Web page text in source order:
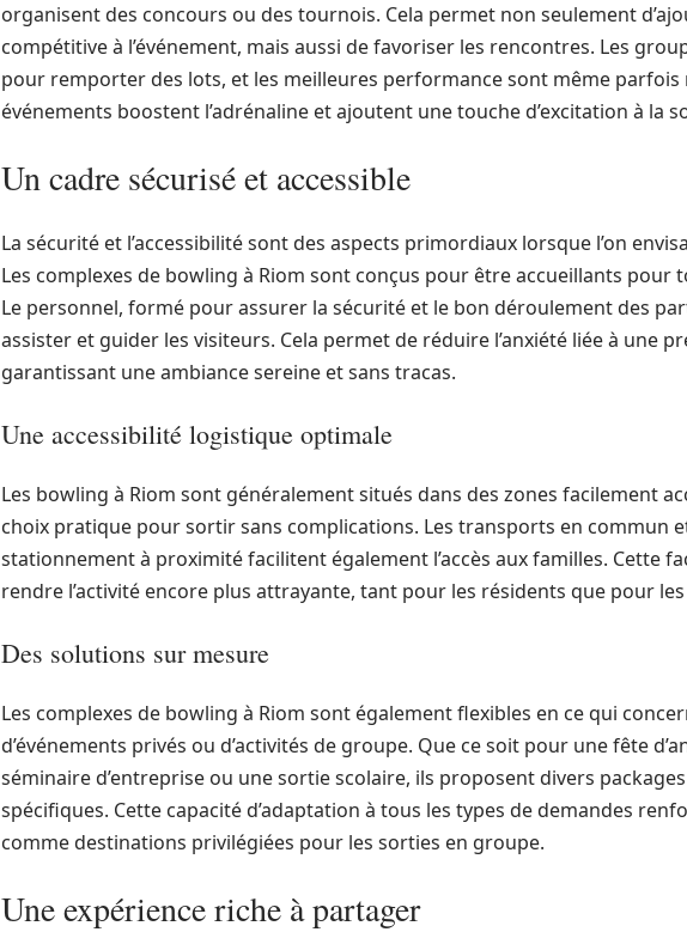
organisent des concours ou des tournois. Cela permet non seulement
compétitive à l’événement, mais aussi de favoriser les rencontres. Les
pour remporter des lots, et les meilleures performance sont même parfois
événements boostent l’adrénaline et ajoutent une touche d’excitation à la
Un cadre sécurisé et accessible
La sécurité et l’accessibilité sont des aspects primordiaux lorsque l’on
Les complexes de bowling à Riom sont conçus pour être accueillants pour
Le personnel, formé pour assurer la sécurité et le bon déroulement des
assister et guider les visiteurs. Cela permet de réduire l’anxiété liée à une
garantissant une ambiance sereine et sans tracas.
Une accessibilité logistique optimale
Les bowling à Riom sont généralement situés dans des zones facilement
choix pratique pour sortir sans complications. Les transports en commun
stationnement à proximité facilitent également l’accès aux familles. Cette
rendre l’activité encore plus attrayante, tant pour les résidents que pour
Des solutions sur mesure
Les complexes de bowling à Riom sont également flexibles en ce qui
d’événements privés ou d’activités de groupe. Que ce soit pour une fête
séminaire d’entreprise ou une sortie scolaire, ils proposent divers
spécifiques. Cette capacité d’adaptation à tous les types de demandes
comme destinations privilégiées pour les sorties en groupe.
Une expérience riche à partager